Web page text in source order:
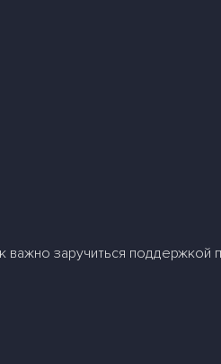
заручиться поддержкой